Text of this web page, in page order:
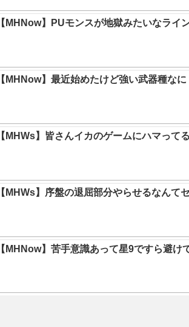
【MHNow】PUモンスが地獄みたいなライ
【MHNow】最近始めたけど強い武器種なに
【MHWs】皆さんイカのゲームにハマっ
【MHWs】序盤の退屈部分やらせるなんて
【MHNow】苦手意識あって星9ですら避